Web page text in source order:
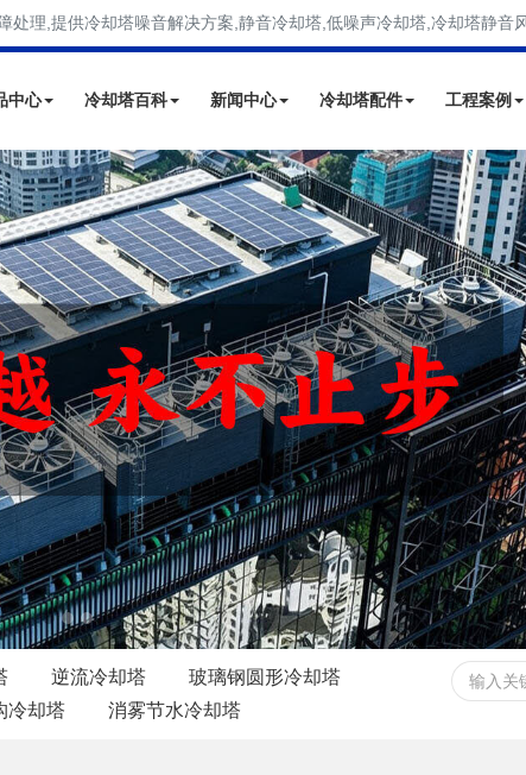
理,提供冷却塔噪音解决方案,静音冷却塔,低噪声冷却塔,冷却塔静音风
中心 冷却塔百科 新闻中心 冷却塔配件 工程案例
逆流冷却塔
玻璃钢圆形冷却塔
冷却塔 消雾节水冷却塔